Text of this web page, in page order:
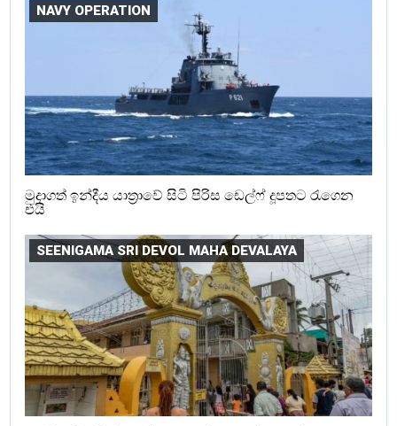
NAVY OPERATION
මුදාගත් ඉන්දීය යාත්‍රාවේ සිටි පිරිස ඩෙල්ෆ් දූපතට රැගෙන
එයි
SEENIGAMA SRI DEVOL MAHA DEVALAYA